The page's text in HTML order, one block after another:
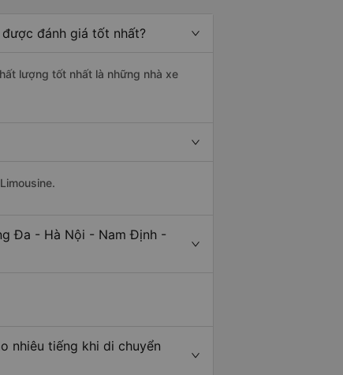
đánh giá tốt nhất?
lượng tốt nhất là những nhà xe
Đa - Hà Nội - Nam Định -
nhiêu tiếng khi di chuyển